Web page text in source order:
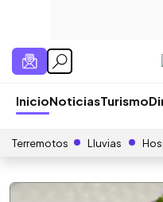
InicioNoticiasTurismo
Terremotos Lluvias